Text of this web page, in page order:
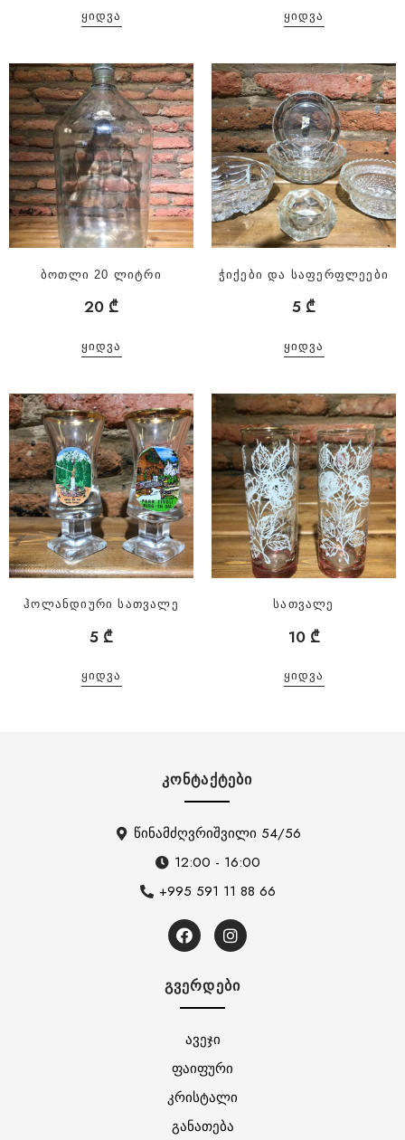
ᲧᲘᲓᲕᲐ ᲧᲘᲓᲕᲐ
ბოთლი 20 ლიტრი
20 ₾
ᲧᲘᲓᲕᲐ
ჭიქები და საფერფლეები
5 ₾
ᲧᲘᲓᲕᲐ
ჰოლანდიური სათვალე
5 ₾
ᲧᲘᲓᲕᲐ
სათვალე
10 ₾
ᲧᲘᲓᲕᲐ
ᲙᲝᲜᲢᲐᲥᲢᲔᲑᲘ
წინამძღვრიშვილი 54/56
12:00 - 16:00
+995 591 11 88 66
ᲒᲕᲔᲠᲓᲔᲑᲘ
ავეჯი
ფაიფური
კრისტალი
განათება